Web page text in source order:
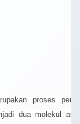
proses
dua molekul